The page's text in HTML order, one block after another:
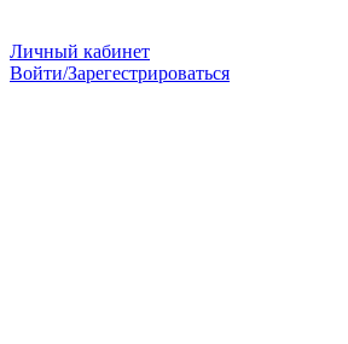
Личный кабинет
Войти/Зарегестрироваться